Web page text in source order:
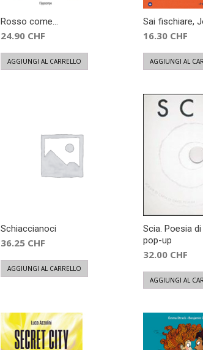
Rosso come…
24.90 CHF
AGGIUNGI AL CARRELLO
Sai fischiare,
16.30 CHF
AGGIUNGI AL
Schiaccianoci
36.25 CHF
AGGIUNGI AL CARRELLO
Scia. Poesia
pop-up
32.00 CHF
AGGIUNGI AL